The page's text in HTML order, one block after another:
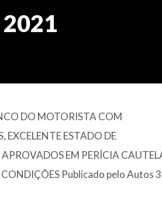
DO MOTORISTA COM
EXCELENTE ESTADO DE
EM PERÍCIA
Publicado pelo Autos